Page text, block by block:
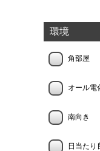
環境
角部屋
オール電
南向き
日当たり